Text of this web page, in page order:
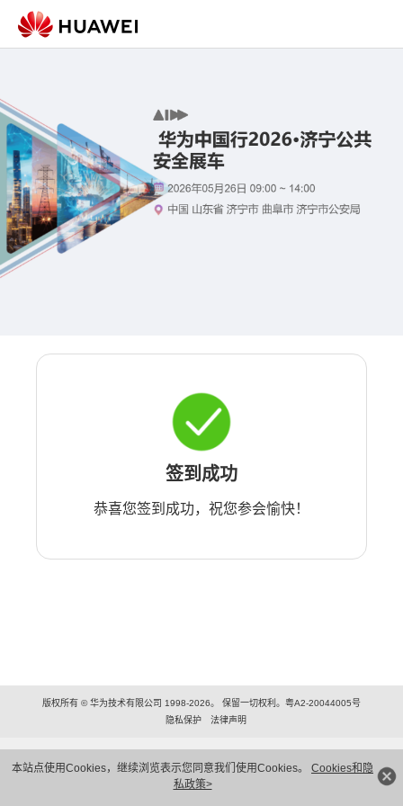
本站点使用Cookies，继续浏览表示您同意我们使用Cookies。 Cookies和隐
私政策>
签到成功
恭喜您签到成功，祝您参会愉快！
版权所有 © 华为技术有限公司 1998-2026。 保留一切权利。粤A2-20044005号
隐私保护
法律声明